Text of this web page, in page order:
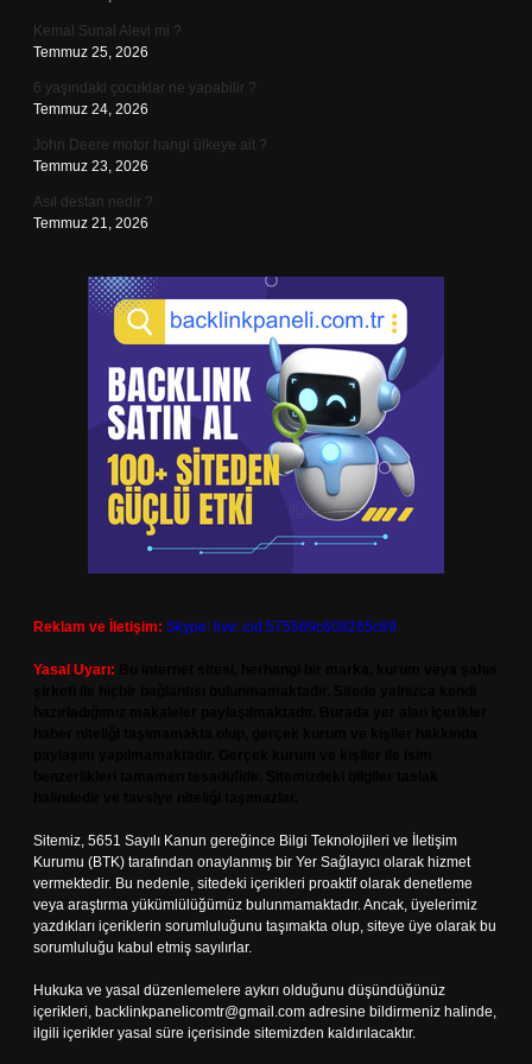
Kemal Sunal Alevi mi ?
Temmuz 25, 2026
6 yaşındaki çocuklar ne yapabilir ?
Temmuz 24, 2026
John Deere motor hangi ülkeye ait ?
Temmuz 23, 2026
Asıl destan nedir ?
Temmuz 21, 2026
Reklam ve İletişim: Skype: live:.cid.575569c608265c69
Yasal Uyarı:
Sitemiz, 5651 Sayılı Kanun gereğince Bilgi Teknolojileri ve İletişim
Kurumu (BTK) tarafından onaylanmış bir Yer Sağlayıcı olarak hizmet
vermektedir. Bu nedenle, sitedeki içerikleri proaktif olarak denetleme
veya araştırma yükümlülüğümüz bulunmamaktadır. Ancak, üyelerimiz
yazdıkları içeriklerin sorumluluğunu taşımakta olup, siteye üye olarak bu
sorumluluğu kabul etmiş sayılırlar.
Hukuka ve yasal düzenlemelere aykırı olduğunu düşündüğünüz
içerikleri, backlinkpanelicomtr@gmail.com adresine bildirmeniz halinde,
ilgili içerikler yasal süre içerisinde sitemizden kaldırılacaktır.